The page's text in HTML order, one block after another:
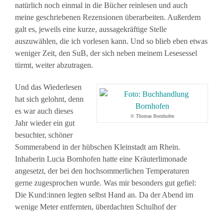
natürlich noch einmal in die Bücher reinlesen und auch
meine geschriebenen Rezensionen überarbeiten. Außerdem
galt es, jeweils eine kurze, aussagekräftige Stelle
auszuwählen, die ich vorlesen kann. Und so blieb eben etwas
weniger Zeit, den SuB, der sich neben meinem Lesesessel
türmt, weiter abzutragen.
© Thomas Bornhofen
Und das Wiederlesen
hat sich gelohnt, denn
es war auch dieses
Jahr wieder ein gut
besuchter, schöner
Sommerabend in der hübschen Kleinstadt am Rhein.
Inhaberin Lucia Bornhofen hatte eine Kräuterlimonade
angesetzt, der bei den hochsommerlichen Temperaturen
gerne zugesprochen wurde. Was mir besonders gut gefiel:
Die Kund:innen legten selbst Hand an. Da der Abend im
wenige Meter entfernten, überdachten Schulhof der